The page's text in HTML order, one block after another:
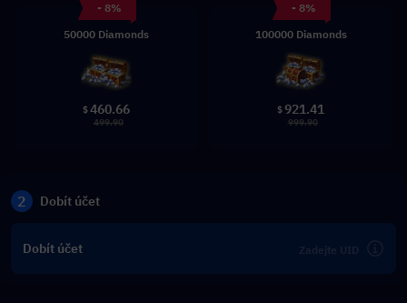
- 8%
50000 Diamonds
$460.66
499.90
- 8%
100000 Diamonds
$921.41
999.90
2 Dobít účet
Dobít účet